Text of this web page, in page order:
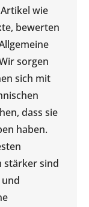
wie
bewerten
sorgen
sich mit
dass sie
haben.
stärker sind